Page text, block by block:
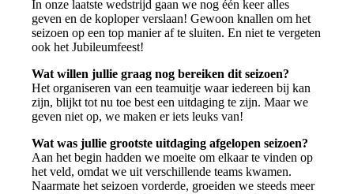
In onze laatste wedstrijd gaan we nog één keer alles
geven en de koploper verslaan! Gewoon knallen om het
seizoen op een top manier af te sluiten. En niet te vergeten
ook het Jubileumfeest!
Wat willen jullie graag nog bereiken dit seizoen?
Het organiseren van een teamuitje waar iedereen bij kan
zijn, blijkt tot nu toe best een uitdaging te zijn. Maar we
geven niet op, we maken er iets leuks van!
Wat was jullie grootste uitdaging afgelopen seizoen?
Aan het begin hadden we moeite om elkaar te vinden op
het veld, omdat we uit verschillende teams kwamen.
Naarmate het seizoen vorderde, groeiden we steeds meer